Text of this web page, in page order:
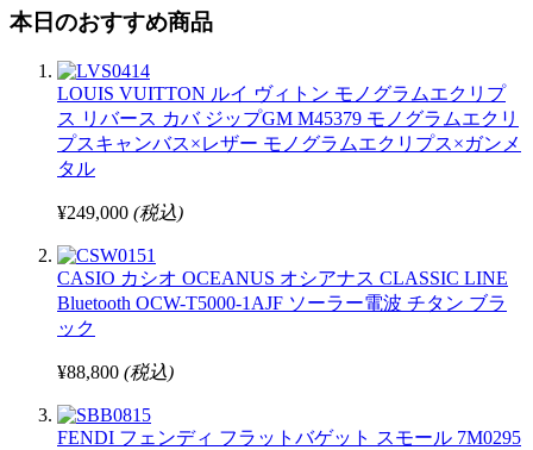
本日のおすすめ商品
LOUIS VUITTON ルイ ヴィトン モノグラムエクリプ
ス リバース カバ ジップGM M45379 モノグラムエクリ
プスキャンバス×レザー モノグラムエクリプス×ガンメ
タル
¥249,000 (税込)
CASIO カシオ OCEANUS オシアナス CLASSIC LINE
Bluetooth OCW-T5000-1AJF ソーラー電波 チタン ブラ
ック
¥88,800 (税込)
FENDI フェンディ フラットバゲット スモール 7M0295